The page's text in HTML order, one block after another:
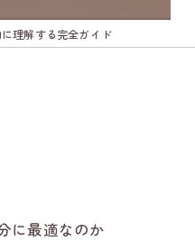
理解する完全ガイド
に最適なのか